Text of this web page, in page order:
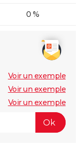
0 %
Voir un exemple
Voir un exemple
Voir un exemple